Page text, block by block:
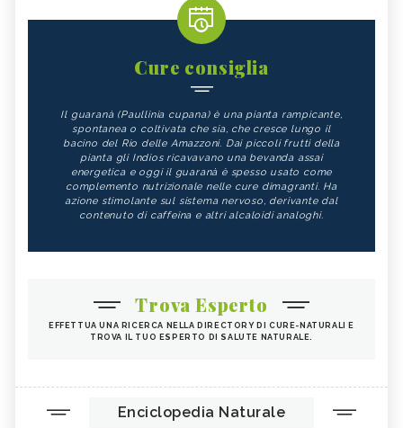
Cure consiglia
Il guaranà (Paullinia cupana) è una pianta rampicante,
spontanea o coltivata che sia, che cresce lungo il
bacino del Rio delle Amazzoni. Dai piccoli frutti della
pianta gli Indios ricavavano una bevanda assai
energetica e oggi il guaranà è spesso usato come
complemento nutrizionale nelle cure dimagranti. Ha
azione stimolante sul sistema nervoso, derivante dal
contenuto di caffeina e altri alcaloidi analoghi.
Trova Esperto
EFFETTUA UNA RICERCA NELLA DIRECTORY DI CURE-NATURALI E
TROVA IL TUO ESPERTO DI SALUTE NATURALE.
Enciclopedia Naturale